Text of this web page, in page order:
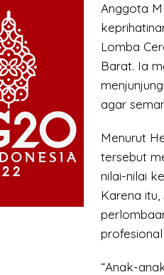
Kalbar
Anggota
Lomba
Barat. Ia
agar
Menurut
tersebut
nilai-nilai
Karena
“Anak-